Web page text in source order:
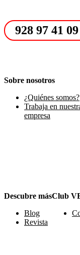
928 97 41 09
Sobre nosotros
¿Quiénes somos?
Trabaja en
empresa
Descubre más
Blog
Revista
Club